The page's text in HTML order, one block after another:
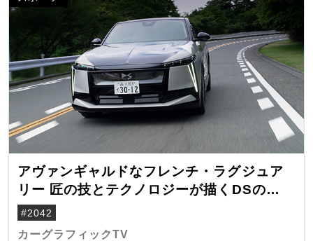
アヴァンギャルドなフレンチ・ラグジュア
リー 匠の技とテクノロジーが描くDSの世
界観
#2042
カーグラフィックTV